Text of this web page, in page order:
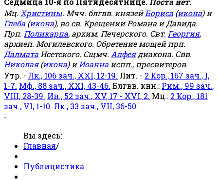
Мц. Христины. Мчч. блгвв. князейБориса (икона) и
Глеба (икона), во св. Крещении Романа и Давида.
Прп. Поликарпа, архим. Печерского. Свт. Георгия,
архиеп. Могилевского. Обретение мощей прп.
Далмата Исетского. Сщмч. Алфеядиакона. Свв.
Николая(икона) иИоанна испп., пресвитеров.
Утр. - Лк., 106 зач., XXI, 12-19. Лит. - 2 Кор., 167 зач., I,
1-7. Мф., 88 зач., XXI, 43-46. Блгвв. кнн.: Рим., 99 зач.,
VIII, 28-39. Ин., 52 зач., XV, 17 - XVI, 2. Мц.: 2 Кор., 181
зач., VI, 1-10. Лк., 33 зач., VII, 36-50 .
-
Вы здесь:
Главная/
Публицистика